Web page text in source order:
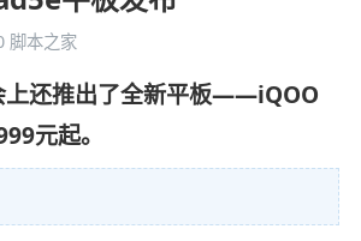
脚本之家
上还推出了全新平板——iQOO
元起。